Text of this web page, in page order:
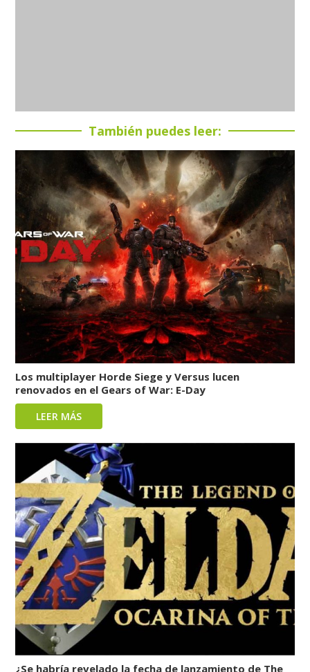
También puedes leer:
Los multiplayer Horde Siege y Versus lucen
renovados en el Gears of War: E-Day
LEER MÁS
¿Se habría revelado la fecha de lanzamiento de The